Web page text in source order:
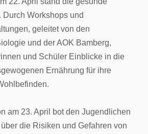
Durch Workshops und
geleitet von den
und der AOK Bamberg,
und Schüler Einblicke in die
Ernährung für ihre
am 23. April bot den Jugendlichen
die Risiken und Gefahren von